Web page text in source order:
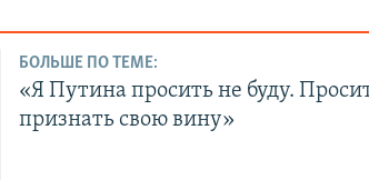
БОЛЬШЕ ПО ТЕМЕ:
«Я Путина просить не буду.
признать свою вину»